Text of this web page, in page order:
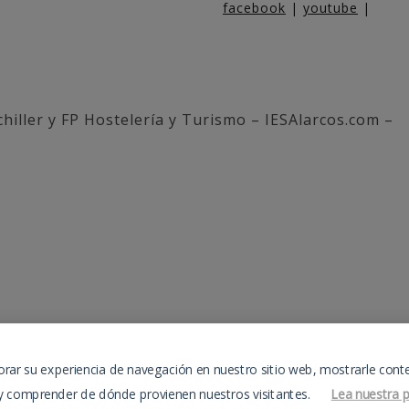
facebook | youtube |
y FP Hostelería y Turismo – IESAlarcos.com –
su experiencia de navegación en nuestro sitio web, mostrarle
de dónde provienen nuestros visitantes.
Lea nuestra